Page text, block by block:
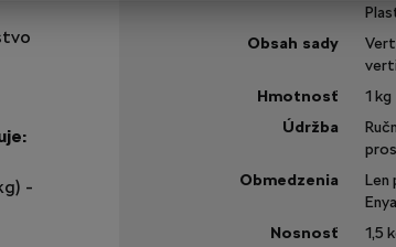
-
Obsah sady
Hmotnosť
1 kg
Údržba
Obmedzenia
Len
Nosnosť
1,5